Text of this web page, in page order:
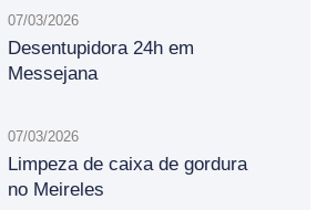
07/03/2026
Desentupidora 24h em
Messejana
07/03/2026
Limpeza de caixa de gordura
no Meireles